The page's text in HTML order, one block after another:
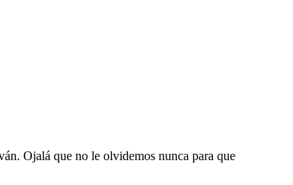
Ojalá que no le olvidemos nunca para que